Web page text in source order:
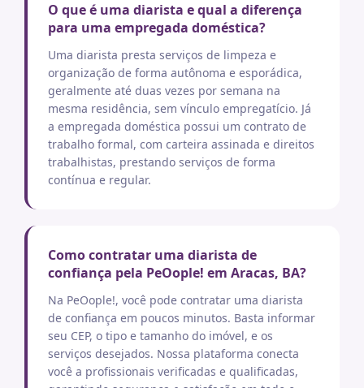
O que é uma diarista e qual a diferença
para uma empregada doméstica?
Uma diarista presta serviços de limpeza e
organização de forma autônoma e esporádica,
geralmente até duas vezes por semana na
mesma residência, sem vínculo empregatício. Já
a empregada doméstica possui um contrato de
trabalho formal, com carteira assinada e direitos
trabalhistas, prestando serviços de forma
contínua e regular.
Como contratar uma diarista de
confiança pela PeOople! em Aracas, BA?
Na PeOople!, você pode contratar uma diarista
de confiança em poucos minutos. Basta informar
seu CEP, o tipo e tamanho do imóvel, e os
serviços desejados. Nossa plataforma conecta
você a profissionais verificadas e qualificadas,